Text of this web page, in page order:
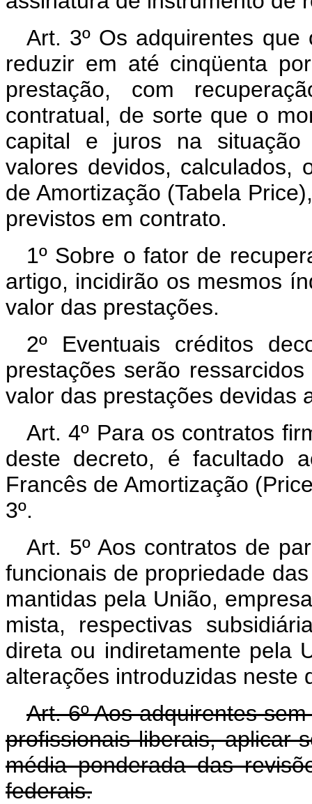
Art. 3º Os adquirentes
reduzir em até cinqüenta
prestação, com
contratual, de sorte que o
capital e juros na situação
valores devidos, calculados,
de Amortização (Tabela
previstos em contrato.
1º Sobre o fator de
artigo, incidirão os mesmos
valor das prestações.
2º Eventuais créditos
prestações serão
valor das prestações devidas
Art. 4º Para os contratos
deste decreto, é facultado
Francês de Amortização
3º.
Art. 5º Aos contratos de
funcionais de propriedade
mantidas pela União,
mista, respectivas
direta ou indiretamente pela
alterações introduzidas neste
Art. 6º Aos adquirentes
profissionais liberais,
média ponderada das
federais.